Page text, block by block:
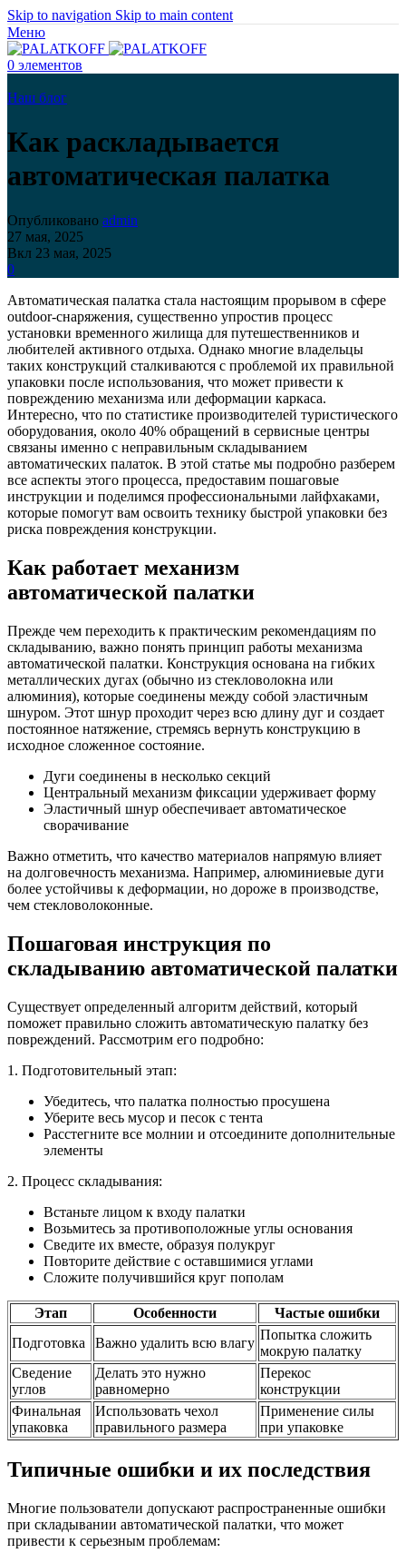
Skip to navigation Skip to main content
Меню
0 элементов
Наш блог
Как раскладывается
автоматическая палатка
Опубликовано admin
27 мая, 2025
Вкл 23 мая, 2025
0
Автоматическая палатка стала настоящим прорывом в сфере
outdoor-снаряжения, существенно упростив процесс
установки временного жилища для путешественников и
любителей активного отдыха. Однако многие владельцы
таких конструкций сталкиваются с проблемой их правильной
упаковки после использования, что может привести к
повреждению механизма или деформации каркаса.
Интересно, что по статистике производителей туристического
оборудования, около 40% обращений в сервисные центры
связаны именно с неправильным складыванием
автоматических палаток. В этой статье мы подробно разберем
все аспекты этого процесса, предоставим пошаговые
инструкции и поделимся профессиональными лайфхаками,
которые помогут вам освоить технику быстрой упаковки без
риска повреждения конструкции.
Как работает механизм
автоматической палатки
Прежде чем переходить к практическим рекомендациям по
складыванию, важно понять принцип работы механизма
автоматической палатки. Конструкция основана на гибких
металлических дугах (обычно из стекловолокна или
алюминия), которые соединены между собой эластичным
шнуром. Этот шнур проходит через всю длину дуг и создает
постоянное натяжение, стремясь вернуть конструкцию в
исходное сложенное состояние.
Дуги соединены в несколько секций
Центральный механизм фиксации удерживает форму
Эластичный шнур обеспечивает автоматическое
сворачивание
Важно отметить, что качество материалов напрямую влияет
на долговечность механизма. Например, алюминиевые дуги
более устойчивы к деформации, но дороже в производстве,
чем стекловолоконные.
Пошаговая инструкция по
складыванию автоматической палатки
Существует определенный алгоритм действий, который
поможет правильно сложить автоматическую палатку без
повреждений. Рассмотрим его подробно:
1. Подготовительный этап:
Убедитесь, что палатка полностью просушена
Уберите весь мусор и песок с тента
Расстегните все молнии и отсоедините дополнительные
элементы
2. Процесс складывания:
Встаньте лицом к входу палатки
Возьмитесь за противоположные углы основания
Сведите их вместе, образуя полукруг
Повторите действие с оставшимися углами
Сложите получившийся круг пополам
Этап Особенности
Частые ошибки
Подготовка
Важно удалить всю влагу
Попытка сложить
мокрую палатку
Сведение
углов
Делать это нужно
равномерно
Перекос
конструкции
Финальная
упаковка
Использовать чехол
правильного размера
Применение силы
при упаковке
Типичные ошибки и их последствия
Многие пользователи допускают распространенные ошибки
при складывании автоматической палатки, что может
привести к серьезным проблемам: